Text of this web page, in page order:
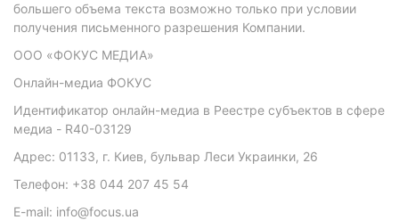
большего объема текста возможно только при условии
получения письменного разрешения Компании.
ООО «ФОКУС МЕДИА»
Онлайн-медиа ФОКУС
Идентификатор онлайн-медиа в Реестре субъектов в сфере
медиа - R40-03129
Адрес: 01133, г. Киев, бульвар Леси Украинки, 26
Телефон: +38 044 207 45 54
E-mail: info@focus.ua